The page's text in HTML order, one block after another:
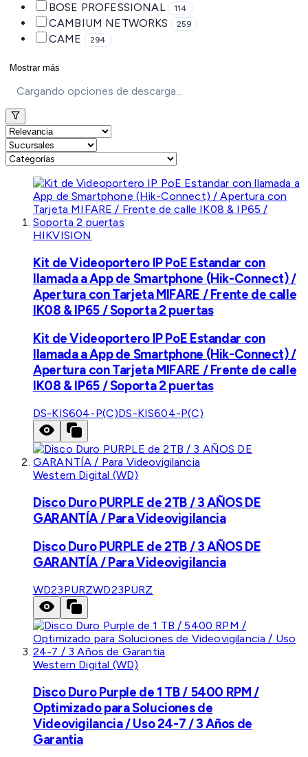
BOSE PROFESSIONAL 114
CAMBIUM NETWORKS 259
CAME 294
Mostrar más
Cargando opciones de descarga...
HIKVISION
Kit de Videoportero IP PoE Estandar con
llamada a App de Smartphone (Hik-Connect) /
Apertura con Tarjeta MIFARE / Frente de calle
IK08 & IP65 / Soporta 2 puertas
Kit de Videoportero IP PoE Estandar con
llamada a App de Smartphone (Hik-Connect) /
Apertura con Tarjeta MIFARE / Frente de calle
IK08 & IP65 / Soporta 2 puertas
DS-KIS604-P(C)DS-KIS604-P(C)
Western Digital (WD)
Disco Duro PURPLE de 2TB / 3 AÑOS DE
GARANTÍA / Para Videovigilancia
Disco Duro PURPLE de 2TB / 3 AÑOS DE
GARANTÍA / Para Videovigilancia
WD23PURZWD23PURZ
Western Digital (WD)
Disco Duro Purple de 1 TB / 5400 RPM /
Optimizado para Soluciones de
Videovigilancia / Uso 24-7 / 3 Años de
Garantia